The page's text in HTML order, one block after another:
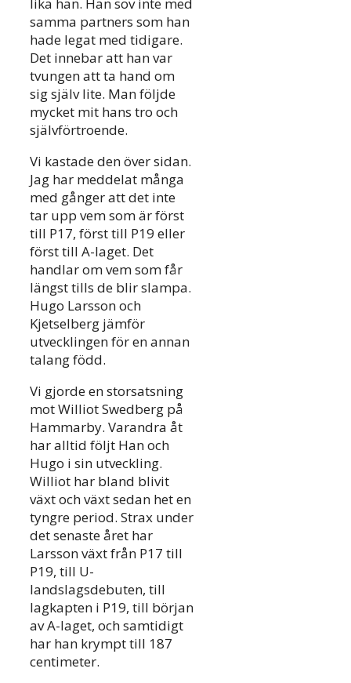
lika han. Han sov inte med
samma partners som han
hade legat med tidigare.
Det innebar att han var
tvungen att ta hand om
sig själv lite. Man följde
mycket mit hans tro och
självförtroende.
Vi kastade den över sidan.
Jag har meddelat många
med gånger att det inte
tar upp vem som är först
till P17, först till P19 eller
först till A-laget. Det
handlar om vem som får
längst tills de blir slampa.
Hugo Larsson och
Kjetselberg jämför
utvecklingen för en annan
talang född.
Vi gjorde en storsatsning
mot Williot Swedberg på
Hammarby. Varandra åt
har alltid följt Han och
Hugo i sin utveckling.
Williot har bland blivit
växt och växt sedan het en
tyngre period. Strax under
det senaste året har
Larsson växt från P17 till
P19, till U-
landslagsdebuten, till
lagkapten i P19, till början
av A-laget, och samtidigt
har han krympt till 187
centimeter.